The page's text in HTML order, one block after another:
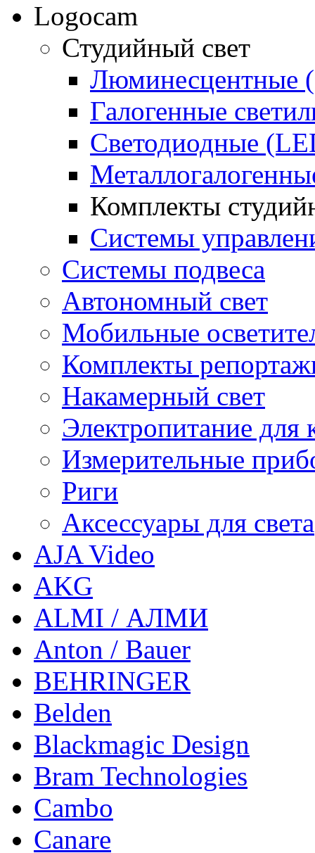
Logocam
Студийный свет
Люминесцентные
Галогенные
Светодиодные
Комплекты
Системы
Системы подвеса
Автономный свет
Мобильные
Комплекты
Накамерный свет
Электропитание для
Измерительные
Риги
Аксессуары для света
AJA Video
AKG
ALMI / АЛМИ
Anton / Bauer
BEHRINGER
Belden
Blackmagic Design
Bram Technologies
Cambo
Canare